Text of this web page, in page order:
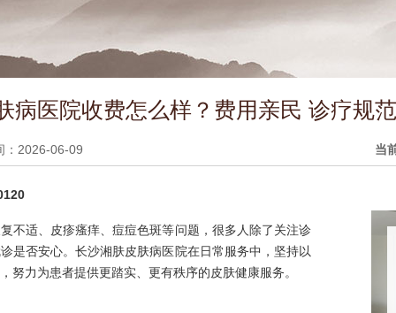
病医院收费怎么样？费用亲民 诊疗规
：2026-06-09 当
不适、皮疹瘙痒、痘痘色斑等问题，很多人除了关注诊
是否安心。长沙湘肤皮肤病医院在日常服务中，坚持以
努力为患者提供更踏实、更有秩序的皮肤健康服务。